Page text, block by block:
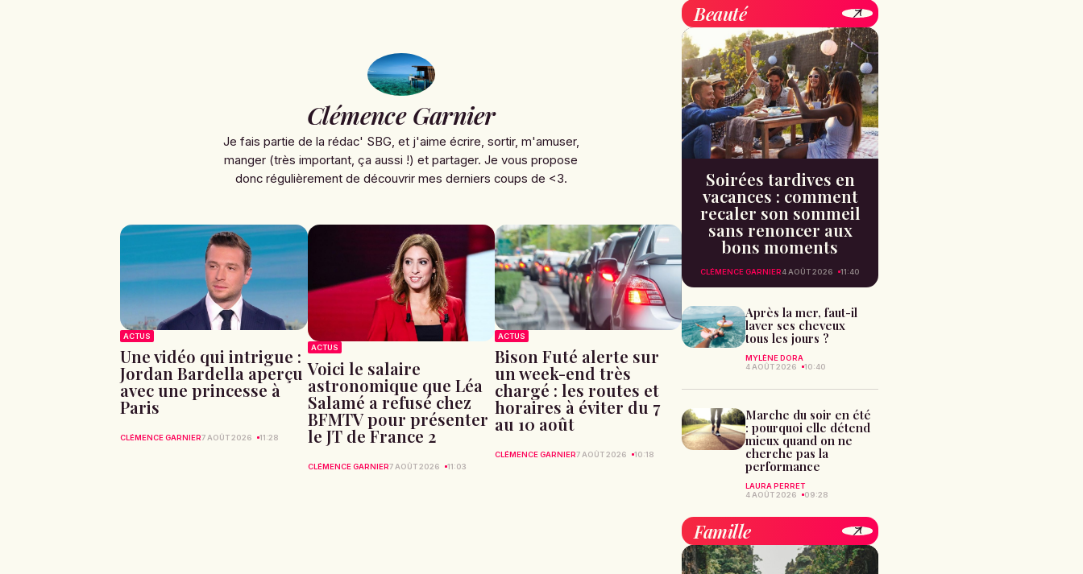
Clémence Garnier
Je fais partie de la rédac' SBG, et j'aime écrire, sortir, m'amuser,
manger (très important, ça aussi !) et partager. Je vous propose
donc régulièrement de découvrir mes derniers coups de <3.
ACTUS
Une vidéo qui intrigue :
Jordan Bardella aperçu
avec une princesse à
Paris
CLÉMENCE GARNIER7 AOÛT 2026 11:28
ACTUS
Voici le salaire
astronomique que Léa
Salamé a refusé chez
BFMTV pour présenter
le JT de France 2
CLÉMENCE GARNIER7 AOÛT 2026 11:03
ACTUS
Bison Futé alerte sur
un week-end très
chargé : les routes et
horaires à éviter du 7
au 10 août
CLÉMENCE GARNIER7 AOÛT 2026 10:18
Beauté
Soirées tardives en
vacances : comment
recaler son sommeil
sans renoncer aux
bons moments
CLÉMENCE GARNIER4 AOÛT 2026 11:40
Après la mer, faut-il
laver ses cheveux
tous les jours ?
MYLÈNE DORA
4 AOÛT 2026
10:40
Marche du soir en été
: pourquoi elle détend
mieux quand on ne
cherche pas la
performance
LAURA PERRET
4 AOÛT 2026
09:28
Famille